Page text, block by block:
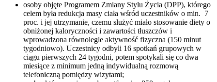
osoby objęte Programem Zmiany Stylu Życia (DPP), którego
celem była redukcja masy ciała wśród uczestników o min. 7
proc. i jej utrzymanie, czemu służyć miało stosowanie diety o
obniżonej kaloryczności i zawartości tłuszczów i
wprowadzona równolegle aktywność fizyczna (150 minut
tygodniowo). Uczestnicy odbyli 16 spotkań grupowych w
ciągu pierwszych 24 tygodni, potem spotykali się co dwa
miesiące z minimum jedną indywidualną rozmową
telefoniczną pomiędzy wizytami;